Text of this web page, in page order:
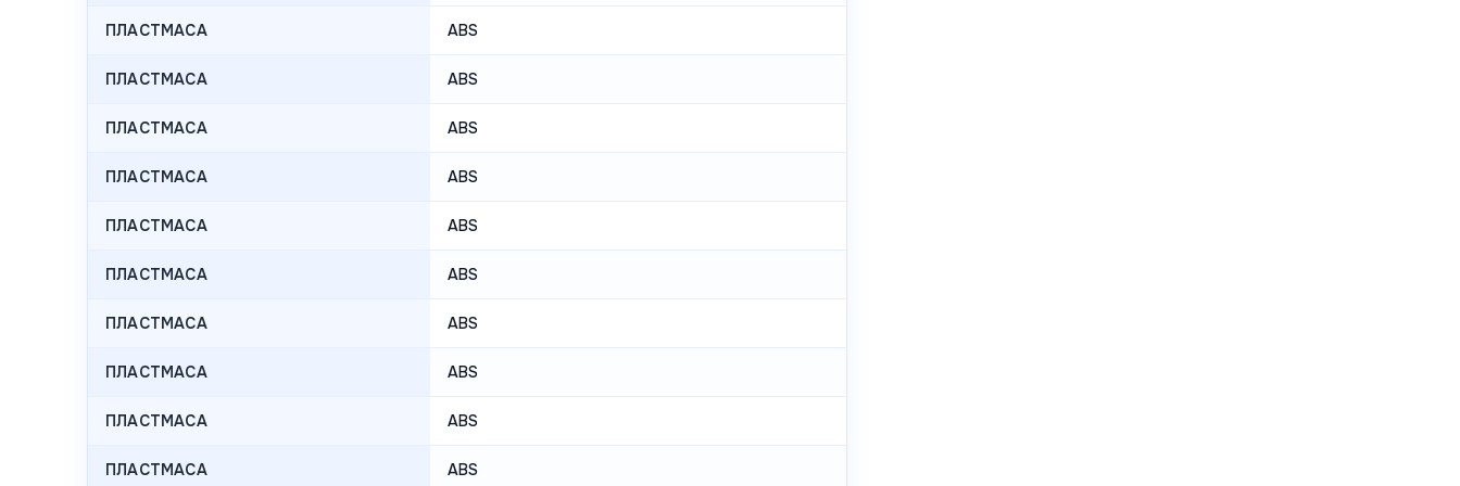
ПЛАСТМАСА ABS
ПЛАСТМАСА ABS
ПЛАСТМАСА ABS
ПЛАСТМАСА ABS
ПЛАСТМАСА ABS
ПЛАСТМАСА ABS
ПЛАСТМАСА ABS
ПЛАСТМАСА ABS
ПЛАСТМАСА ABS
ПЛАСТМАСА ABS